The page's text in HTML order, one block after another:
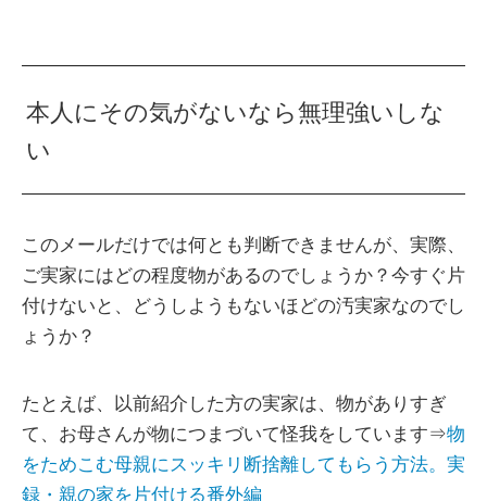
本人にその気がないなら無理強いしな
い
このメールだけでは何とも判断できませんが、実際、
ご実家にはどの程度物があるのでしょうか？今すぐ片
付けないと、どうしようもないほどの汚実家なのでし
ょうか？
たとえば、以前紹介した方の実家は、物がありすぎ
て、お母さんが物につまづいて怪我をしています⇒物
をためこむ母親にスッキリ断捨離してもらう方法。実
録・親の家を片付ける番外編